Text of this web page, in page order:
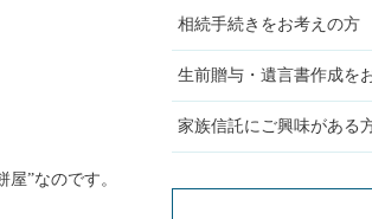
”なのです。
相続手続きをお考えの方
生前贈与・遺言書作成を
家族信託にご興味がある